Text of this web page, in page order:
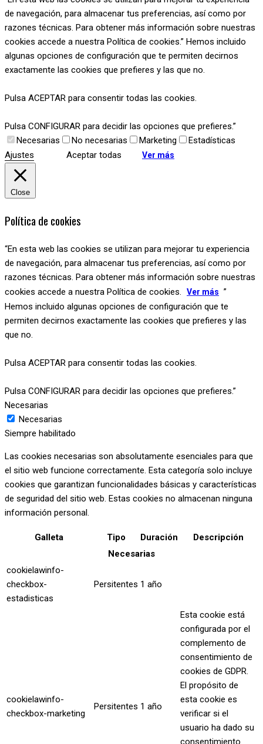
de navegación, para almacenar tus preferencias, así como por
razones técnicas. Para obtener más información sobre nuestras
cookies accede a nuestra Política de cookies.” Hemos incluido
algunas opciones de configuración que te permiten decirnos
exactamente las cookies que prefieres y las que no.
Pulsa ACEPTAR para consentir todas las cookies.
Pulsa CONFIGURAR para decidir las opciones que prefieres.”
Necesarias
No necesarias Marketing
Estadísticas
Ajustes
Aceptar todas Ver más
Close
Política de cookies
“En esta web las cookies se utilizan para mejorar tu experiencia
de navegación, para almacenar tus preferencias, así como por
razones técnicas. Para obtener más información sobre nuestras
cookies accede a nuestra Política de cookies.
Ver más ”
Hemos incluido algunas opciones de configuración que te
permiten decirnos exactamente las cookies que prefieres y las
que no.
Pulsa ACEPTAR para consentir todas las cookies.
Pulsa CONFIGURAR para decidir las opciones que prefieres.”
Necesarias
Necesarias
Siempre habilitado
Las cookies necesarias son absolutamente esenciales para que
el sitio web funcione correctamente. Esta categoría solo incluye
cookies que garantizan funcionalidades básicas y características
de seguridad del sitio web. Estas cookies no almacenan ninguna
información personal.
Galleta Tipo Duración
Descripción
Necesarias
cookielawinfo-
checkbox-
estadisticas
Persitentes 1 año
cookielawinfo-
checkbox-marketing
Persitentes 1 año
Esta cookie está
configurada por el
complemento de
consentimiento de
cookies de GDPR.
El propósito de
esta cookie es
verificar si el
usuario ha dado su
consentimiento